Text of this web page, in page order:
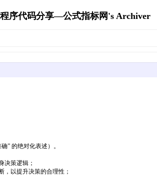
序代码分享—公式指标网's Archiver
” 的绝对化表述）。
决策逻辑；
以提升决策的合理性；